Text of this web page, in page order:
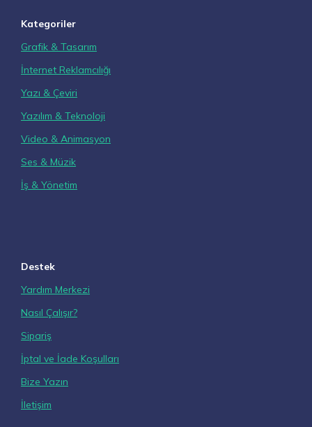
Kategoriler
Grafik & Tasarım
İnternet Reklamcılığı
Yazı & Çeviri
Yazılım & Teknoloji
Video & Animasyon
Ses & Müzik
İş & Yönetim
Destek
Yardım Merkezi
Nasıl Çalışır?
Sipariş
İptal ve İade Koşulları
Bize Yazın
İletişim